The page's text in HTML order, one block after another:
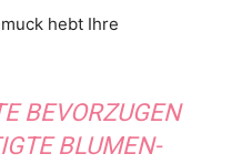
hebt Ihre
BEVORZUGEN
BLUMEN-